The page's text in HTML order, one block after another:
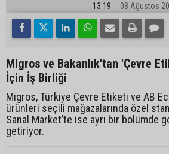
13:19 08 Ağustos
Migros ve Bakanlık'tan 'Çevre
İçin İş Birliği
Migros, Türkiye Çevre Etiketi ve AB
ürünleri seçili mağazalarında özel
Sanal Market’te ise ayrı bir bölümde
getiriyor.